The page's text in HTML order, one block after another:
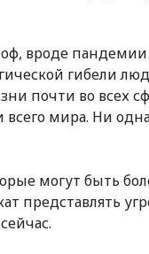
вроде пандемии
гибели
почти во всех
всего мира. Ни
могут быть
представлять